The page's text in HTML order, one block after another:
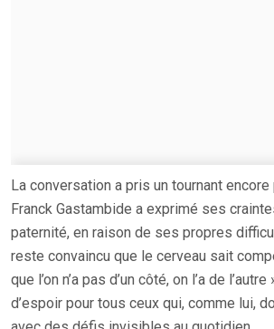
La conversation a pris un tournant
Franck Gastambide a exprimé ses
paternité, en raison de ses propres
reste convaincu que le cerveau sait
que l’on n’a pas d’un côté, on l’a de
d’espoir pour tous ceux qui, comme lui,